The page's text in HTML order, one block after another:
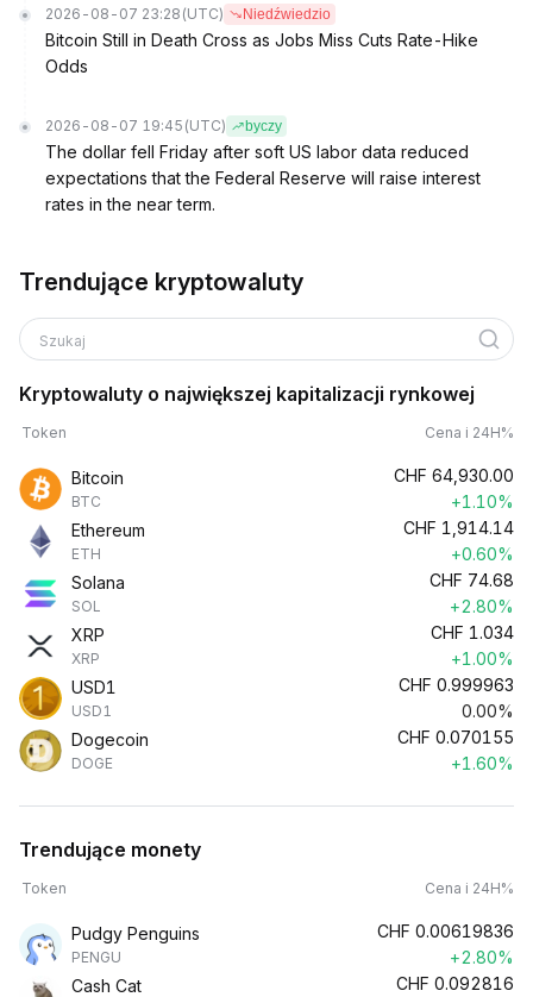
2026-08-07 23:28 (UTC) Niedźwiedzio
Bitcoin Still in Death Cross as Jobs Miss Cuts Rate-Hike
Odds
2026-08-07 19:45 (UTC) byczy
The dollar fell Friday after soft US labor data reduced
expectations that the Federal Reserve will raise interest
rates in the near term.
Trendujące kryptowaluty
Szukaj
Kryptowaluty o największej kapitalizacji rynkowej
Token Cena i 24H%
Bitcoin
BTC
CHF 64,930.00
+1.10%
Ethereum
ETH
CHF 1,914.14
+0.60%
Solana
SOL
CHF 74.68
+2.80%
XRP
XRP
CHF 1.034
+1.00%
USD1
USD1
CHF 0.999963
0.00%
Dogecoin
DOGE
CHF 0.070155
+1.60%
Trendujące monety
Token Cena i 24H%
Pudgy Penguins
PENGU
CHF 0.00619836
+2.80%
Cash Cat
CHF 0.092816